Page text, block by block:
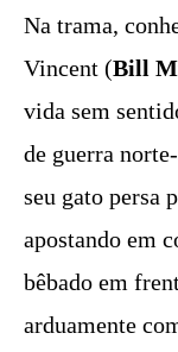
Na trama,
Vincent (Bill
vida sem
de guerra
seu gato persa
apostando em
bêbado em
arduamente